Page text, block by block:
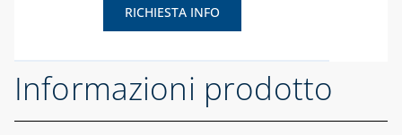
RICHIESTA INFO
Informazioni prodotto